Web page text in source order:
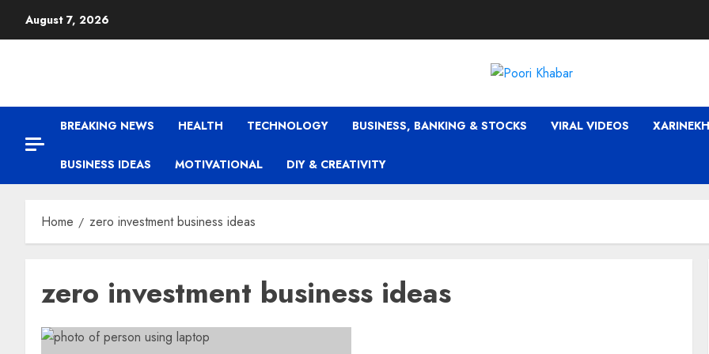
August 7, 2026
BREAKING NEWS HEALTH TECHNOLOGY BUSINESS, BANKING & STOCKS VIRAL VIDEOS
BUSINESS IDEAS MOTIVATIONAL DIY & CREATIVITY
Home zero investment business ideas
zero investment business ideas